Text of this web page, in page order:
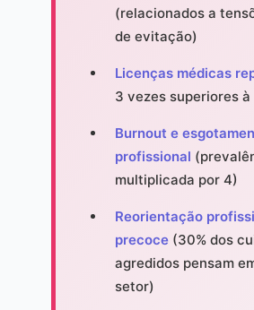
(relacionados a
de evitação)
Licenças médicas
3 vezes superiores à
Burnout e
profissional
multiplicada por 4)
Reorientação
precoce(30% dos
agredidos pensam
setor)